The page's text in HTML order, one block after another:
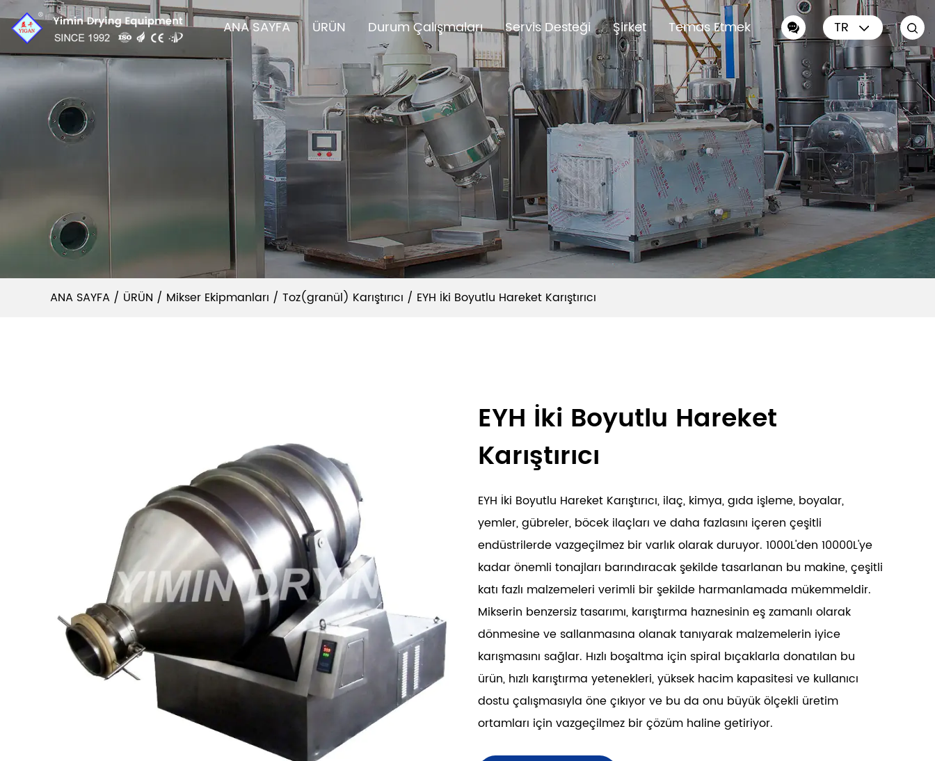
ANA SAYFA ÜRÜN Durum Çalışmaları Servis Desteği Şirket Temas Etmek TR
ANA SAYFA / ÜRÜN / Mikser Ekipmanları / Toz(granül) Karıştırıcı / EYH İki Boyutlu Hareket Karıştırıcı
EYH İki Boyutlu Hareket
Karıştırıcı
EYH İki Boyutlu Hareket Karıştırıcı, ilaç, kimya, gıda işleme, boyalar,
yemler, gübreler, böcek ilaçları ve daha fazlasını içeren çeşitli
endüstrilerde vazgeçilmez bir varlık olarak duruyor. 1000L'den 10000L'ye
kadar önemli tonajları barındıracak şekilde tasarlanan bu makine, çeşitli
katı fazlı malzemeleri verimli bir şekilde harmanlamada mükemmeldir.
Mikserin benzersiz tasarımı, karıştırma haznesinin eş zamanlı olarak
dönmesine ve sallanmasına olanak tanıyarak malzemelerin iyice
karışmasını sağlar. Hızlı boşaltma için spiral bıçaklarla donatılan bu
ürün, hızlı karıştırma yetenekleri, yüksek hacim kapasitesi ve kullanıcı
dostu çalışmasıyla öne çıkıyor ve bu da onu büyük ölçekli üretim
ortamları için vazgeçilmez bir çözüm haline getiriyor.